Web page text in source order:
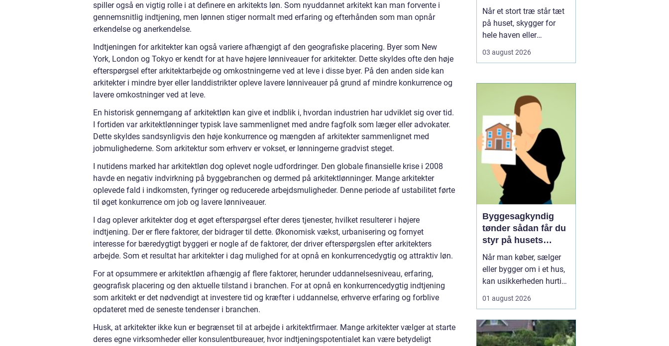
spiller også en vigtig rolle i at definere en arkitekts løn. Som nyuddannet arkitekt kan man forvente i
gennemsnitlig indtjening, men lønnen stiger normalt med erfaring og efterhånden som man opnår
erkendelse og anerkendelse.
Indtjeningen for arkitekter kan også variere afhængigt af den geografiske placering. Byer som New
York, London og Tokyo er kendt for at have højere lønniveauer for arkitekter. Dette skyldes ofte den høje
efterspørgsel efter arkitektarbejde og omkostningerne ved at leve i disse byer. På den anden side kan
arkitekter i mindre byer eller landdistrikter opleve lavere lønniveauer på grund af mindre konkurrence og
lavere omkostninger ved at leve.
En historisk gennemgang af arkitektløn kan give et indblik i, hvordan industrien har udviklet sig over tid.
I fortiden var arkitektlønninger typisk lave sammenlignet med andre fagfolk som læger eller advokater.
Dette skyldes sandsynligvis den høje konkurrence og mængden af arkitekter sammenlignet med
jobmulighederne. Som arkitektur som erhverv er vokset, er lønningerne gradvist steget.
I nutidens marked har arkitektløn dog oplevet nogle udfordringer. Den globale finansielle krise i 2008
havde en negativ indvirkning på byggebranchen og dermed på arkitektlønninger. Mange arkitekter
oplevede fald i indkomsten, fyringer og reducerede arbejdsmuligheder. Denne periode af ustabilitet førte
til øget konkurrence om job og lavere lønniveauer.
I dag oplever arkitekter dog et øget efterspørgsel efter deres tjenester, hvilket resulterer i højere
indtjening. Der er flere faktorer, der bidrager til dette. Økonomisk vækst, urbanisering og fornyet
interesse for bæredygtigt byggeri er nogle af de faktorer, der driver efterspørgslen efter arkitekters
arbejde. Som et resultat har arkitekter i dag mulighed for at opnå en konkurrencedygtig og attraktiv løn.
For at opsummere er arkitektløn afhængig af flere faktorer, herunder uddannelsesniveau, erfaring,
geografisk placering og den aktuelle tilstand i branchen. For at opnå en konkurrencedygtig indtjening
som arkitekt er det nødvendigt at investere tid og kræfter i uddannelse, erhverve erfaring og forblive
opdateret med de seneste tendenser i branchen.
Husk, at arkitekter ikke kun er begrænset til at arbejde i arkitektfirmaer. Mange arkitekter vælger at starte
deres egne virksomheder eller konsulentbureauer, hvor indtjeningspotentialet kan være betydeligt
træer i tæt
bebyggelse
Når et stort træ står tæt
på huset, skygger for
hele haven eller
ud, kan almindelig
fra nok. I Hillerød, hvor
mange kvarterer ligger
tæt og har gamle træer,
er kontrolleret
topkapning ofte den
mest sikre løs...
03 august 2026
Byggesagkyndig
tønder sådan får du
styr på husets
tilstand
Når man køber, sælger
eller bygger om i et hus,
kan usikkerheden hurtigt
skjulte fejl gemmer sig i
installationerne lovlige?
Og hvordan står det til
01 august 2026